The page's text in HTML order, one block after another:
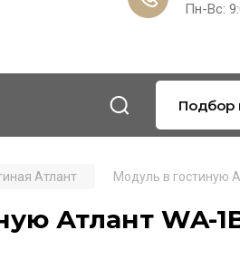
Пн-Вс:
Подбор
Атлант Модуль в гостиную
Атлант